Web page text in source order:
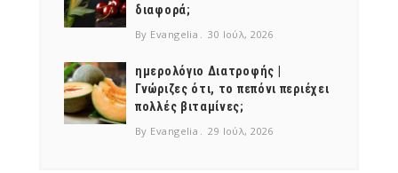
διαφορά;
By Evangelia 30 Ιούλ, 2026
ημερολόγιο Διατροφής |
Γνώριζες ότι, το πεπόνι περιέχει
πολλές βιταμίνες;
By Evangelia 29 Ιούλ, 2026
NEWSLETTER
mel
y updates
fro
m